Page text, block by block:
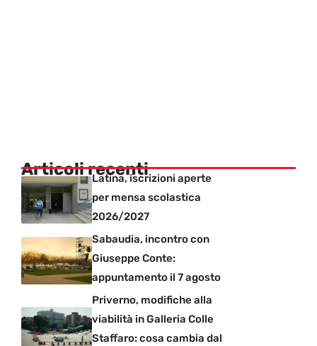
Articoli recentiLatina, iscrizioni aperte
per mensa scolastica
2026/2027
Sabaudia, incontro con
Giuseppe Conte:
appuntamento il 7 agosto
Priverno, modifiche alla
viabilità in Galleria Colle
Staffaro: cosa cambia dal